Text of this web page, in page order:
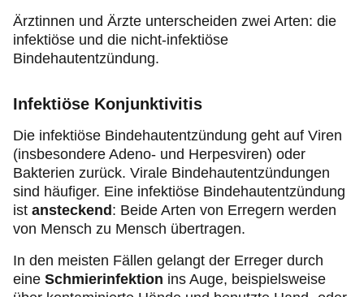
Ärztinnen und Ärzte unterscheiden zwei Arten: die
infektiöse und die nicht-infektiöse
Bindehautentzündung.
Infektiöse Konjunktivitis
Die infektiöse Bindehautentzündung geht auf Viren
(insbesondere Adeno- und Herpesviren) oder
Bakterien zurück. Virale Bindehautentzündungen
sind häufiger. Eine infektiöse Bindehautentzündung
ist ansteckend : Beide Arten von Erregern werden
von Mensch zu Mensch übertragen.
In den meisten Fällen gelangt der Erreger durch
eine Schmierinfektion ins Auge, beispielsweise